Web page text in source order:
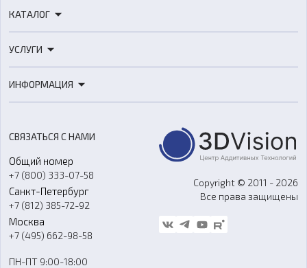
КАТАЛОГ
3D-сканеры
Расходные материалы
Оборудование и материалы для вакуумного литья
Аксессуары и прочее оборудование
Программное обеспечение
УСЛУГИ
3D-моделирование
Ремонт и услуги
ИНФОРМАЦИЯ
О компании
Контакты
Гос. закупки
Стать дилером
Блог
СВЯЗАТЬСЯ С НАМИ
Общий номер
+7 (800) 333-07-58
Санкт-Петербург
+7 (812) 385-72-92
Москва
+7 (495) 662-98-58
ПН-ПТ 9:00-18:00
Copyright © 2011 - 2026
Все права защищены